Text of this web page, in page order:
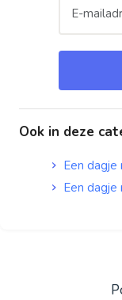
Ook in deze
Een dagje
Een dagje